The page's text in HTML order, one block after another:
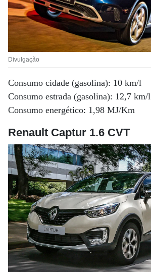
Divulgação
Consumo cidade (gasolina): 10 km/l
Consumo estrada (gasolina): 12,7 km/l
Consumo energético: 1,98 MJ/Km
Renault Captur 1.6 CVT